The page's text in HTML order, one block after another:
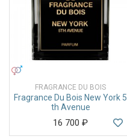
FRAGRANCE DU BOIS
Fragrance Du Bois New York 5
th Avenue
16 700 ₽